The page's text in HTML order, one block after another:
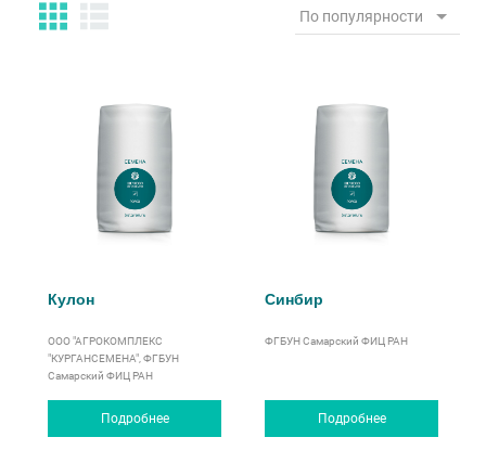
По популярности
Кулон
ООО "АГРОКОМПЛЕКС
"КУРГАНСЕМЕНА", ФГБУН
Самарский ФИЦ РАН
Подробнее
Синбир
ФГБУН Самарский ФИЦ РАН
Подробнее